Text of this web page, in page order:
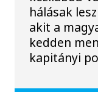
hálásak
akit a
kedden
kapitányi